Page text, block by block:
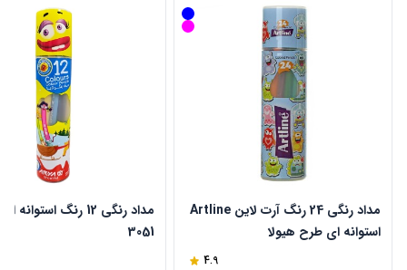
مداد رنگی 24 رنگ آرت لاین Artline
استوانه ای طرح هیولا
4.9
مداد رنگی 12 رنگ
3051